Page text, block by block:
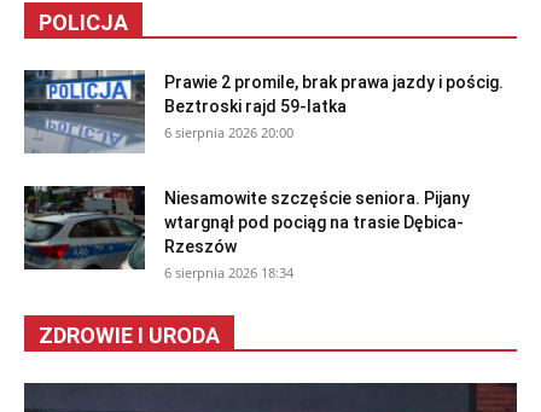
POLICJA
Prawie 2 promile, brak prawa jazdy i pościg.
Beztroski rajd 59-latka
6 sierpnia 2026 20:00
Niesamowite szczęście seniora. Pijany
wtargnął pod pociąg na trasie Dębica-
Rzeszów
6 sierpnia 2026 18:34
ZDROWIE I URODA